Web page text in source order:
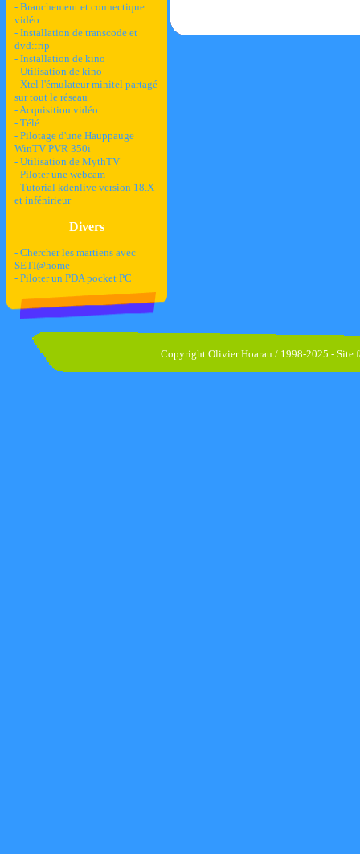
- Branchement et connectique
vidéo
- Installation de transcode et
dvd::rip
- Installation de kino
- Utilisation de kino
- Xtel l'émulateur minitel partagé
sur tout le réseau
- Acquisition vidéo
- Télé
- Pilotage d'une Hauppauge
WinTV PVR 350i
- Utilisation de MythTV
- Piloter une webcam
- Tutorial kdenlive version 18.X
et infénirieur
Divers
- Chercher les martiens avec
SETI@home
- Piloter un PDA pocket PC
Copyright Olivier Hoarau / 1998-2025 - Site